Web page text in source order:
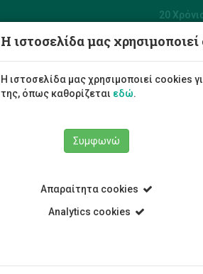
20
Η ιστοσελίδα μας
Η ιστοσελίδα μας χρησιμοποιεί cookies
της, όπως καθορίζεται εδώ.
Συμφωνώ
Απαραίτητα cookies
Analytics cookies